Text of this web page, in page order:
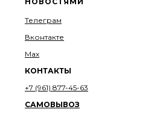
Телеграм
Вконтакте
Мах
КОНТАКТЫ
+7 (961) 877-45-63
САМОВЫВОЗ